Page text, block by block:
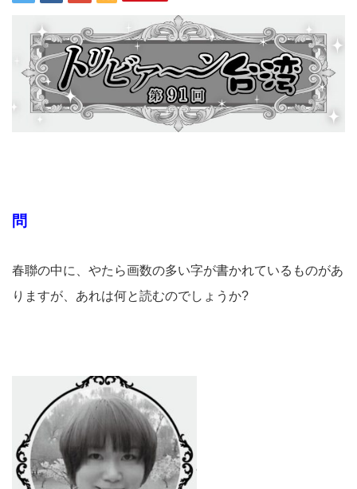
問
春聯の中に、やたら画数の多い字が書かれているものがあ
りますが、あれは何と読むのでしょうか?